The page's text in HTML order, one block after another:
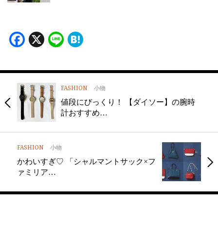
Facebook
X Line
FASHION 小物
値段にびっくり！ 【ダイソー】の腕時
計おすすめ…
FASHION 小物
かわいすぎ♡ 「シャルマントサック×フ
ァミリア…